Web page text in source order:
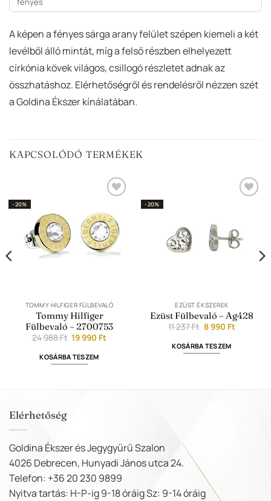
A képen a fényes sárga arany felület szépen kiemeli a két
levélből álló mintát, míg a felső részben elhelyezett
církónia kövek világos, csillogó részletet adnak az
összhatáshoz. Elérhetőségről és rendelésről nézzen szét
a Goldina Ékszer kínálatában.
KAPCSOLÓDÓ TERMÉKEK
-20%
TOMMY HILFIGER FÜLBEVALÓ
Tommy Hilfiger
Fülbevaló – 2700753
24 988Ft Original
price
was:
24
988 Ft.
19 990 FtCurrent
KOSÁRBA TESZEM
-20%
EZÜST ÉKSZEREK
Ezüst Fülbevaló – Ag428
11 237Ft Original
price
was:
11
237 Ft.
8 990 FtCurrent
KOSÁRBA TESZEM
Elérhetőség
Goldina Ékszer és Jegygyűrű Szalon
4026 Debrecen, Hunyadi János utca 24.
Telefon: +36 20 230 9899
Nyitva tartás: H-P-ig 9-18 óráig Sz: 9-14 óráig